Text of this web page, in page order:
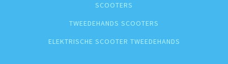
SCOOTERS
TWEEDEHANDS SCOOTERS
ELEKTRISCHE SCOOTER TWEEDEHANDS